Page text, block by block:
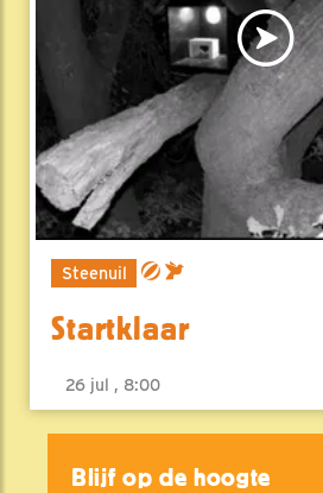
Steenuil
Startklaar
26 jul , 8:00
Blijf op de hoogte